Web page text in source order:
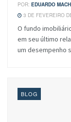
POR: EDUARDO
3 DE FEVEREIRO
O fundo
em seu último
um desempenho
BLOG